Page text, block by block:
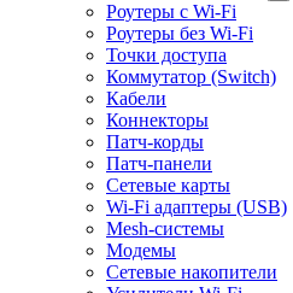
Роутеры с Wi-Fi
Роутеры без Wi-Fi
Точки доступа
Коммутатор (Switch)
Кабели
Коннекторы
Патч-корды
Патч-панели
Сетевые карты
Wi-Fi адаптеры (USB)
Mesh-системы
Модемы
Сетевые накопители